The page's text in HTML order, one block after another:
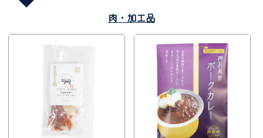
肉・加工品